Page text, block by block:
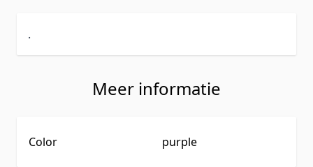
.
Meer informatie
Color purple